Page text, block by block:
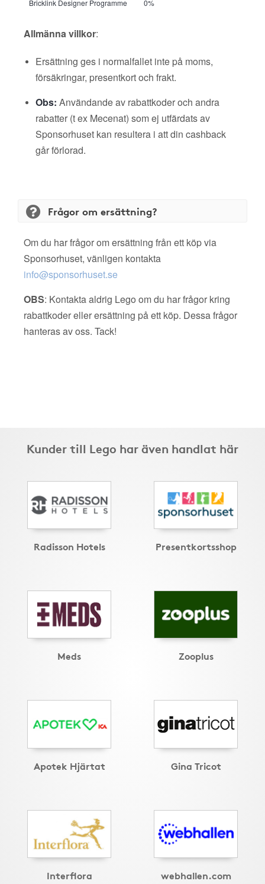
Bricklink Designer Programme
0%
Allmänna villkor:
Ersättning ges i normalfallet inte på moms,
försäkringar, presentkort och frakt.
Obs: Användande av rabattkoder och andra
rabatter (t ex Mecenat) som ej utfärdats av
Sponsorhuset kan resultera i att din cashback
går förlorad.
Frågor om ersättning?
Om du har frågor om ersättning från ett köp via
Sponsorhuset, vänligen kontakta
info@sponsorhuset.se
OBS: Kontakta aldrig Lego om du har frågor kring
rabattkoder eller ersättning på ett köp. Dessa frågor
hanteras av oss. Tack!
Kunder till Lego har även handlat här
Radisson Hotels Presentkortsshop
Meds Zooplus
Apotek Hjärtat Gina Tricot
Interflora webhallen.com